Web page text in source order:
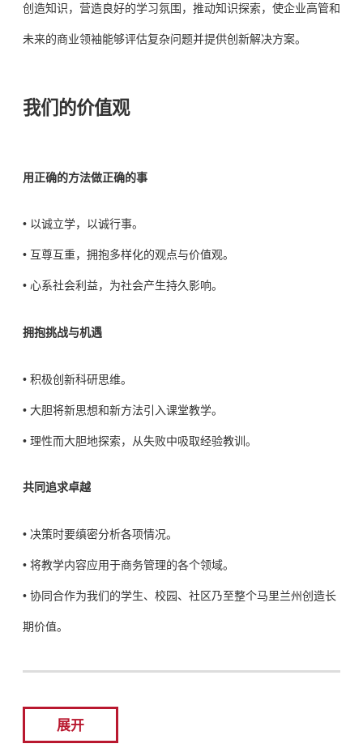
创造知识，营造良好的学习氛围，推动知识探索，使企业高管和
未来的商业领袖能够评估复杂问题并提供创新解决方案。
我们的价值观
用正确的方法做正确的事
• 以诚立学，以诚行事。
• 互尊互重，拥抱多样化的观点与价值观。
• 心系社会利益，为社会产生持久影响。
拥抱挑战与机遇
• 积极创新科研思维。
• 大胆将新思想和新方法引入课堂教学。
• 理性而大胆地探索，从失败中吸取经验教训。
共同追求卓越
• 决策时要缜密分析各项情况。
• 将教学内容应用于商务管理的各个领域。
• 协同合作为我们的学生、校园、社区乃至整个马里兰州创造长
期价值。
展开